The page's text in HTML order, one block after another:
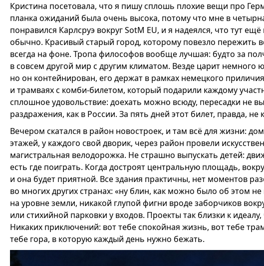
Кристина посетовала, что я пишу сплошь плохие вещи про
планка ожиданий была очень высока, потому что мне в
понравился Карлсруэ вокруг SotM EU, и я надеялся, что тут
обычно. Красивый старый город, которому повезло пережить
всегда на фоне. Тропа философов вообще лучшая: будто за
в совсем другой мир с другим климатом. Везде царит немного
но он контейнирован, его держат в рамках немецкого
и трамваях с комби-билетом, который подарили каждому
сплошное удовольствие: доехать можно всюду, пересадки не
раздражения, как в России. За пять дней этот билет, правда, не
Вечером скатался в район новостроек, и там всё для жизни:
этажей, у каждого свой дворик, через район провели
магистральная велодорожка. Не страшно выпускать детей:
есть где поиграть. Когда достроят центральную площадь,
и она будет приятной. Все здания практичны, нет моментов
во многих других странах: «ну блин, как можно было об этом
на уровне земли, никакой глупой фигни вроде заборчиков
или стихийной парковки у входов. Проекты так близки к
Никаких приключений: вот тебе спокойная жизнь, вот тебе
тебе гора, в которую каждый день нужно бежать.